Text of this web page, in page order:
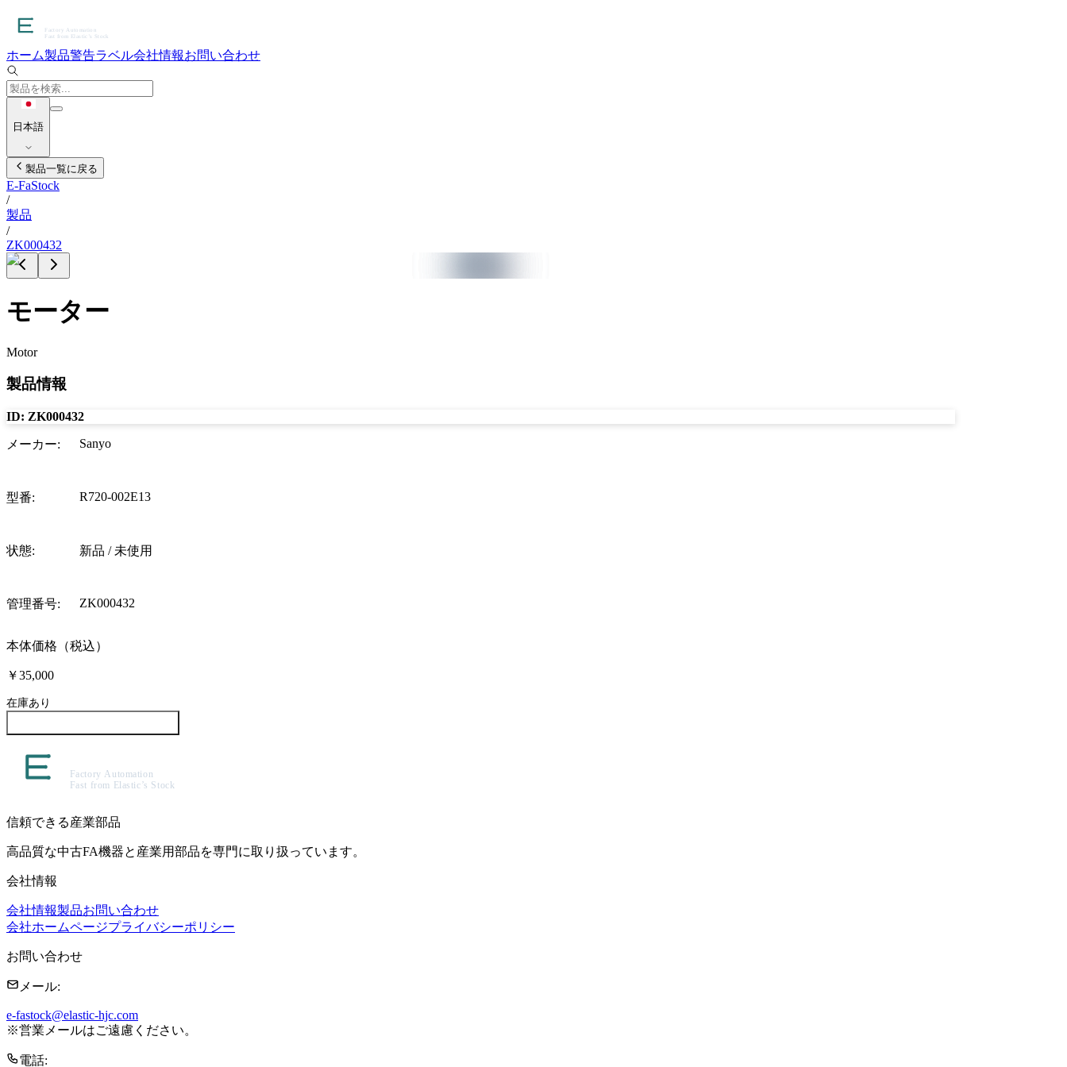
ホーム製品警告ラベル会社情報お問い合わせ
日本語
製品一覧に戻る
E-FaStock
/
製品
/
ZK000432
モーター
Motor
製品情報
ID: ZK000432
メーカー: Sanyo
型番: R720-002E13
状態: 新品 / 未使用
管理番号: ZK000432
本体価格（税込）
￥35,000
在庫あり
信頼できる産業部品
高品質な中古FA機器と産業用部品を専門に取り扱っています。
会社情報
会社情報製品お問い合わせ
会社ホームページプライバシーポリシー
お問い合わせ
メール:
e-fastock@elastic-hjc.com
※営業メールはご遠慮ください。
電話: